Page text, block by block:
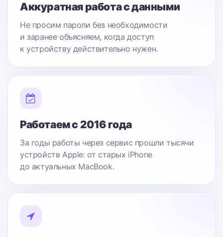
Аккуратная работа с данными
Не просим пароли без необходимости
и заранее объясняем, когда доступ
к устройству действительно нужен.
Работаем с 2016 года
За годы работы через сервис прошли тысячи
устройств Apple: от старых iPhone
до актуальных MacBook.